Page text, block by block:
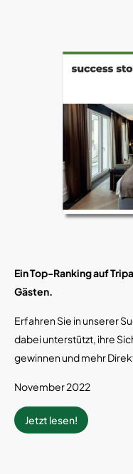
Ein Top-Ranking auf
Gästen.
Erfahren Sie in unserer
dabei unterstützt, ihre
gewinnen und mehr
November 2022
Jetzt lesen!